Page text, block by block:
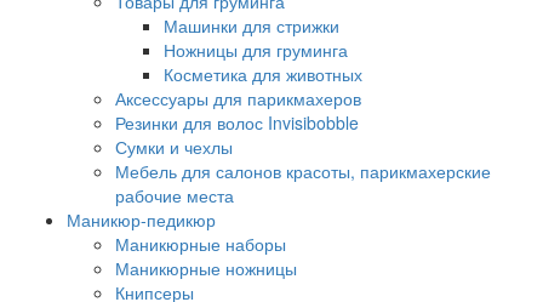
Машинки для стрижки
Ножницы для груминга
Косметика для животных
Аксессуары для парикмахеров
Резинки для волос Invisibobble
Сумки и чехлы
Мебель для салонов красоты, парикмахерские
рабочие места
Маникюр-педикюр
Маникюрные наборы
Маникюрные ножницы
Книпсеры